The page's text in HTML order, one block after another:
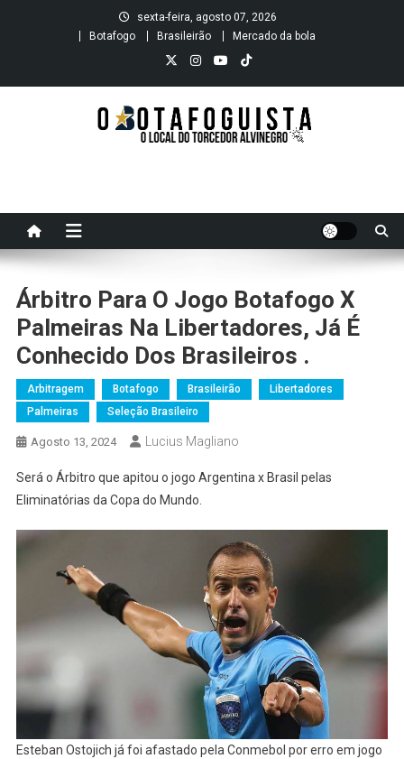
sexta-feira, agosto 07, 2026
Botafogo
Brasileirão Mercado da bola
Árbitro Para O Jogo Botafogo X
Palmeiras Na Libertadores, Já É
Conhecido Dos Brasileiros .
Arbitragem Botafogo Brasileirão
Libertadores
Palmeiras
Seleção Brasileiro
Agosto 13, 2024 Lucius Magliano
Será o Árbitro que apitou o jogo Argentina x Brasil pelas
Eliminatórias da Copa do Mundo.
Esteban Ostojich já foi afastado pela Conmebol por erro em jogo